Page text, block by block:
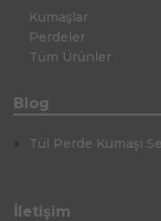
Kumaşlar
Perdeler
Tüm Ürünler
Blog
Tül Perde Kumaşı
İletişim